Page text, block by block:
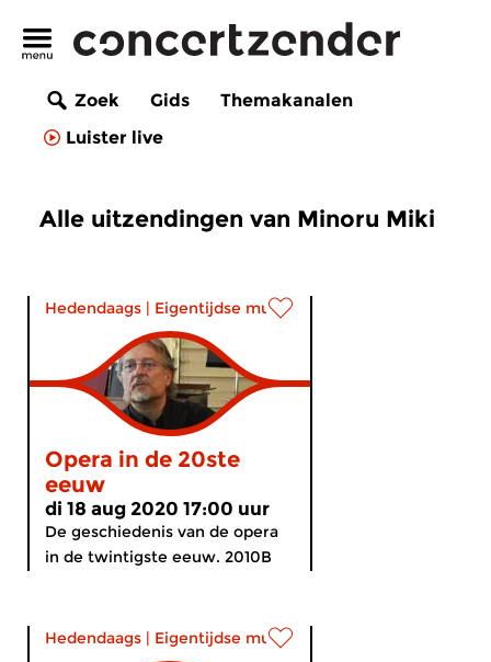
Zoek Gids
Themakanalen
Luister live
Alle uitzendingen van Minoru Miki
Hedendaags | Eigentijdse muziek
Opera in de 20ste
eeuw
di 18 aug 2020 17:00 uur
De geschiedenis van de opera
in de twintigste eeuw. 2010B
Hedendaags | Eigentijdse muziek